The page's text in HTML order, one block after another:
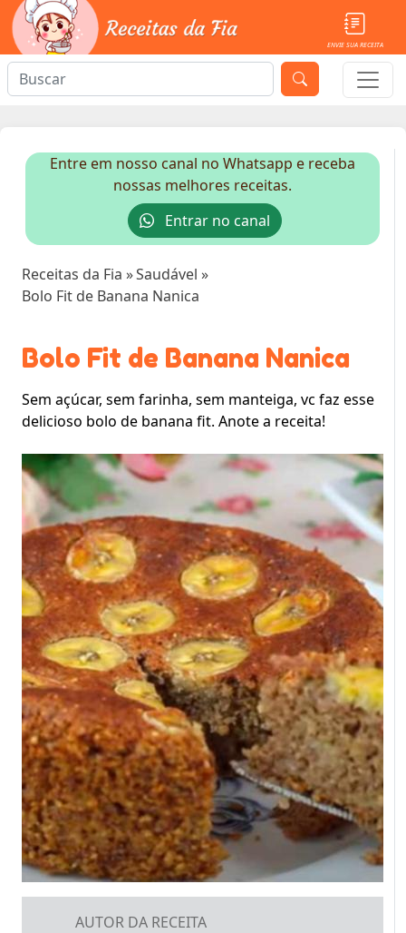
ENVIE SUA RECEITA
Entre em nosso canal no Whatsapp e receba
nossas melhores receitas.
Entrar no canal
Receitas da Fia »Saudável »
Bolo Fit de Banana Nanica
Bolo Fit de Banana Nanica
Sem açúcar, sem farinha, sem manteiga, vc faz esse
delicioso bolo de banana fit. Anote a receita!
AUTOR DA RECEITA